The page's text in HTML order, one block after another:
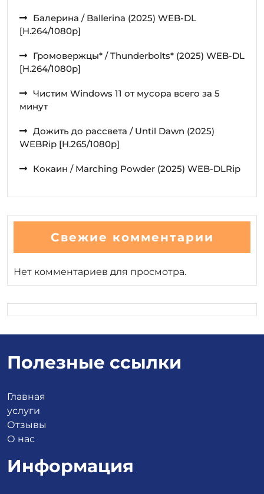
Балерина / Ballerina (2025) WEB-DL
[H.264/1080p]
Громовержцы* / Thunderbolts* (2025) WEB-DL
[H.264/1080p]
Чистим Windows 11 от мусора всего за 5
минут
Дожить до рассвета / Until Dawn (2025)
WEBRip [H.265/1080p]
Кокаин / Marching Powder (2025) WEB-DLRip
Свежие комментарии
Нет комментариев для просмотра.
Полезные ссылки
Главная
услуги
Отзывы
О нас
Информация